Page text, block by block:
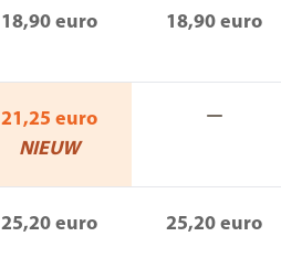
18,90 euro 18,90 euro
21,25 euro
NIEUW
25,20 euro 25,20 euro